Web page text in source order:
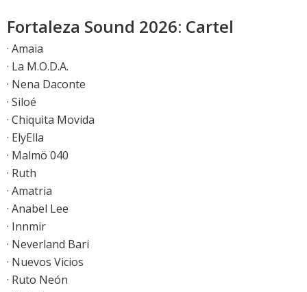
Fortaleza Sound 2026: Cartel
· Amaia
· La M.O.D.A.
· Nena Daconte
· Siloé
· Chiquita Movida
· ElyElla
· Malmö 040
· Ruth
· Amatria
· Anabel Lee
· Innmir
· Neverland Bari
· Nuevos Vicios
· Ruto Neón